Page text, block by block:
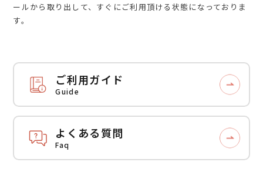
ールから取り出して、すぐにご利用頂ける状態になっておりま
す。
ご利用ガイド
Guide
よくある質問
Faq